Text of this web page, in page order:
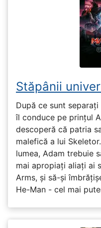
Stăpânii
După ce sunt
îl conduce pe prințul
descoperă că patria
malefică a lui
lumea, Adam trebuie
mai apropiați aliați ai
Arms, și să-și
He-Man - cel mai